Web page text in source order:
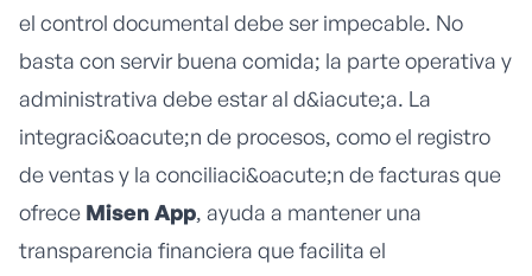
el control documental debe ser impecable. No
basta con servir buena comida; la parte operativa y
administrativa debe estar al d&iacute;a. La
integraci&oacute;n de procesos, como el registro
de ventas y la conciliaci&oacute;n de facturas que
ofrece Misen App, ayuda a mantener una
transparencia financiera que facilita el